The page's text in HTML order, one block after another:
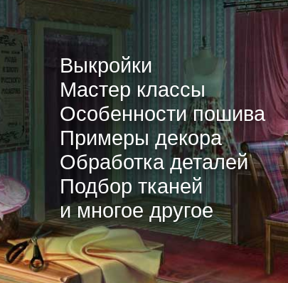
Выкройки
Мастер классы
Особенности пошива
Примеры декора
Обработка деталей
Подбор тканей
и многое другое